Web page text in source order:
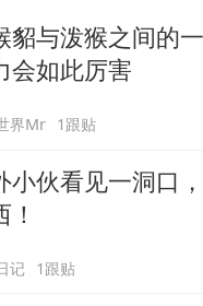
男子结
奋进开
貂与泼猴之间的
会如此厉害
界Mr 1跟贴
小伙看见一洞口
记 1跟贴